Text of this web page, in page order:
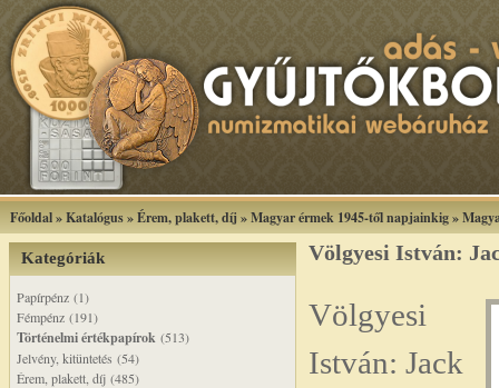
Főoldal»Katalógus»Érem, plakett, díj »Magyar érmek 1945-től napjainkig»
Kategóriák
Papírpénz (1)
Fémpénz (191)
Történelmi értékpapírok (513)
Jelvény, kitüntetés (54)
Érem, plakett, díj (485)
Völgyesi István:
Völgyesi
István: Jack